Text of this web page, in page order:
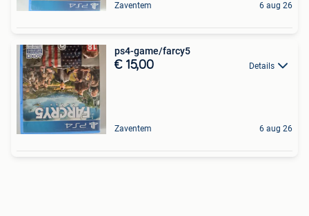
Zaventem 6 aug 26
ps4-game/farcy5
€ 15,00 Details
Zaventem 6 aug 26